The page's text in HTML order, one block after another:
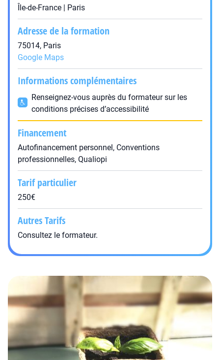
Île-de-France | Paris
Adresse de la formation
75014, Paris
Google Maps
Informations complémentaires
Renseignez-vous auprès du formateur sur les
conditions précises d’accessibilité
Financement
Autofinancement personnel, Conventions
professionnelles, Qualiopi
Tarif particulier
250€
Autres Tarifs
Consultez le formateur.